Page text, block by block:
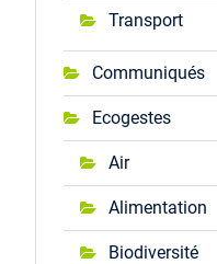
Transport
Communiqués
Ecogestes
Air
Alimentation
Biodiversité